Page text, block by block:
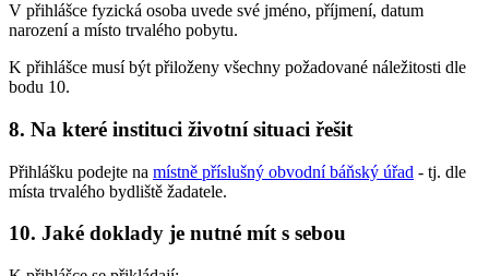
V přihlášce fyzická osoba uvede své jméno, příjmení, datum
narození a místo trvalého pobytu.
K přihlášce musí být přiloženy všechny požadované náležitosti dle
bodu 10.
8. Na které instituci životní situaci řešit
Přihlášku podejte na místně příslušný obvodní báňský úřad - tj. dle
místa trvalého bydliště žadatele.
10. Jaké doklady je nutné mít s sebou